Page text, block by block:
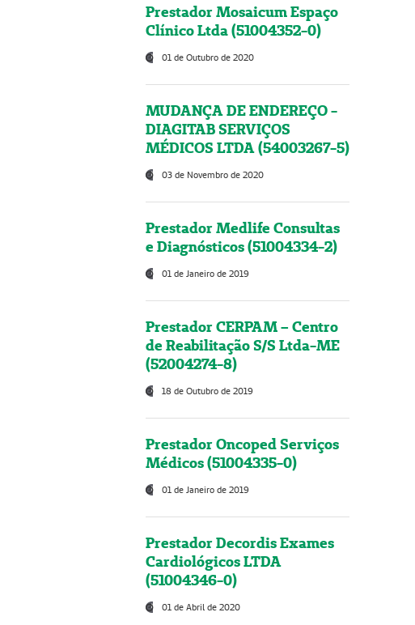
Prestador Mosaicum Espaço
Clínico Ltda (51004352-0)
01 de Outubro de 2020
MUDANÇA DE ENDEREÇO -
DIAGITAB SERVIÇOS
MÉDICOS LTDA (54003267-5)
03 de Novembro de 2020
Prestador Medlife Consultas
e Diagnósticos (51004334-2)
01 de Janeiro de 2019
Prestador CERPAM – Centro
de Reabilitação S/S Ltda-ME
(52004274-8)
18 de Outubro de 2019
Prestador Oncoped Serviços
Médicos (51004335-0)
01 de Janeiro de 2019
Prestador Decordis Exames
Cardiológicos LTDA
(51004346-0)
01 de Abril de 2020